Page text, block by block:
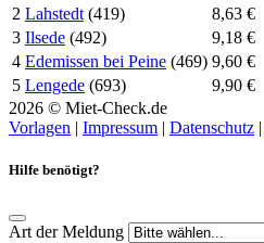
2 Lahstedt (419)
8,63 €
3 Ilsede (492)
9,18 €
4 Edemissen bei Peine (469) 9,60 €
5 Lengede (693)
9,90 €
2026 © Miet-Check.de
Vorlagen | Impressum | Datenschutz |
Hilfe benötigt?
Art der Meldung